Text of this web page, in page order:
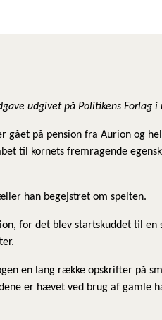
udgivet på Politikens Forlag i
gået på pension fra Aurion og
til kornets fremragende
han begejstret om spelten.
for det blev startskuddet til en
en lang række opskrifter på
er hævet ved brug af gamle